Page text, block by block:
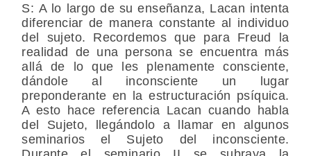
S: A lo largo de su enseñanza, Lacan intenta
diferenciar de manera constante al individuo
del sujeto. Recordemos que para Freud la
realidad de una persona se encuentra más
allá de lo que les plenamente consciente,
dándole al inconsciente un lugar
preponderante en la estructuración psíquica.
A esto hace referencia Lacan cuando habla
del Sujeto, llegándolo a llamar en algunos
seminarios el Sujeto del inconsciente.